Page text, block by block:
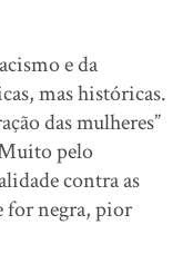
e da
mas históricas.
das mulheres”
pelo
contra as
for negra, pior